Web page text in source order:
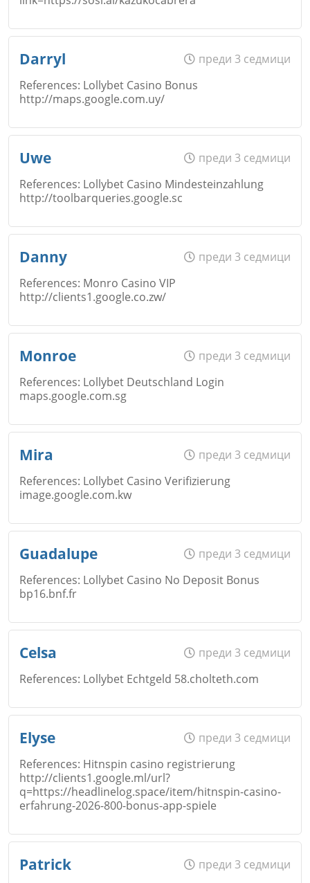
Коментар*
Email
Коментар*
Откажи
Darryl
преди 3 седмици
References: Lollybet Casino Bonus
http://maps.google.com.uy/
Email
Коментар *
Откажи
Uwe
преди 3 седмици
References: Lollybet Casino Mindesteinzahlung
http://toolbarqueries.google.sc
Email
Коментар*
Откажи
Danny
преди 3 седмици
References: Monro Casino VIP
http://clients1.google.co.zw/
Email
Коментар*
Откажи
Monroe
преди 3 седмици
References: Lollybet Deutschland Login
maps.google.com.sg
Email
Коментар
Mira
преди 3 седмици
References: Lollybet Casino Verifizierung
image.google.com.kw
Email
Guadalupe
преди 3 седмици
References: Lollybet Casino No Deposit Bonus
bp16.bnf.fr
Email
Коментар*
Celsa
преди 3 седмици
References: Lollybet Echtgeld 58.cholteth.com
Email
Elyse
преди 3 седмици
References: Hitnspin casino registrierung
http://clients1.google.ml/url?
q=https://headlinelog.space/item/hitnspin-casino-
erfahrung-2026-800-bonus-app-spiele
Patrick
преди 3 седмици